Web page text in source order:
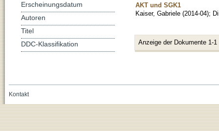
AKT und SGK1
Kaiser, Gabriele (2014-04);
Anzeige der Dokumente 1-1
Erscheinungsdatum
Autoren
Titel
DDC-Klassifikation
Kontakt